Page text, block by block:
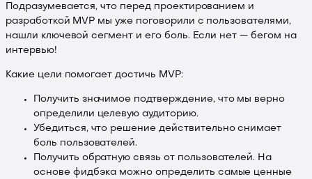
Подразумевается, что перед проектированием и
разработкой MVP мы уже поговорили с пользователями,
нашли ключевой сегмент и его боль. Если нет — бегом на
интервью!
Какие цели помогает достичь MVP:
Получить значимое подтверждение, что мы верно
определили целевую аудиторию.
Убедиться, что решение действительно снимает
боль пользователей.
Получить обратную связь от пользователей. На
основе фидбэка можно определить самые ценные